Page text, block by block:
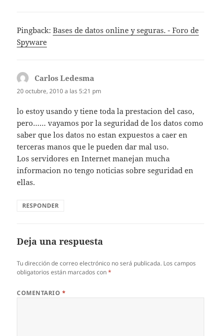
Pingback:Bases de datos online y seguras. - Foro de
Spyware
Carlos Ledesma
20 octubre, 2010 a las 5:21 pm
lo estoy usando y tiene toda la prestacion del caso,
pero…… vayamos por la seguridad de los datos como
saber que los datos no estan expuestos a caer en
terceras manos que le pueden dar mal uso.
Los servidores en Internet manejan mucha
informacion no tengo noticias sobre seguridad en
ellas.
RESPONDER
Deja una respuesta
Tu dirección de correo electrónico no será publicada. Los campos
obligatorios están marcados con*
COMENTARIO *